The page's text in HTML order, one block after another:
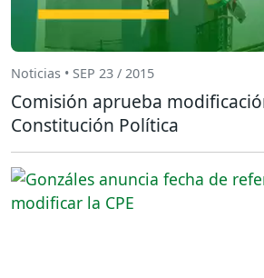
Noticias • SEP 23 / 2015
Comisión aprueba
Constitución Política